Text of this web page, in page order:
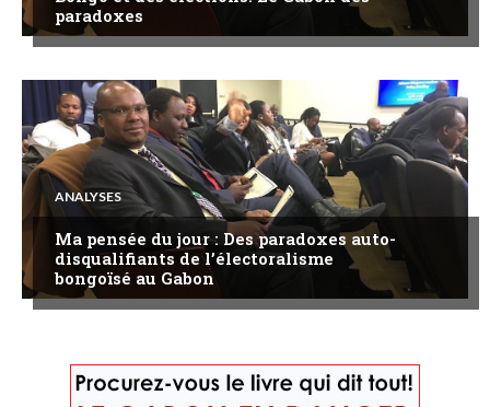
paradoxes
ANALYSES
Ma pensée du jour : Des paradoxes auto-
disqualifiants de l’électoralisme
bongoïsé au Gabon